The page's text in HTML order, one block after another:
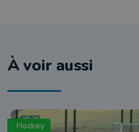
À voir aussi
Hockey